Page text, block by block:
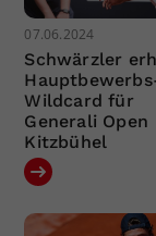
07.06.2024
Schwärzler
Wildcard für
Generali Open
Kitzbühel